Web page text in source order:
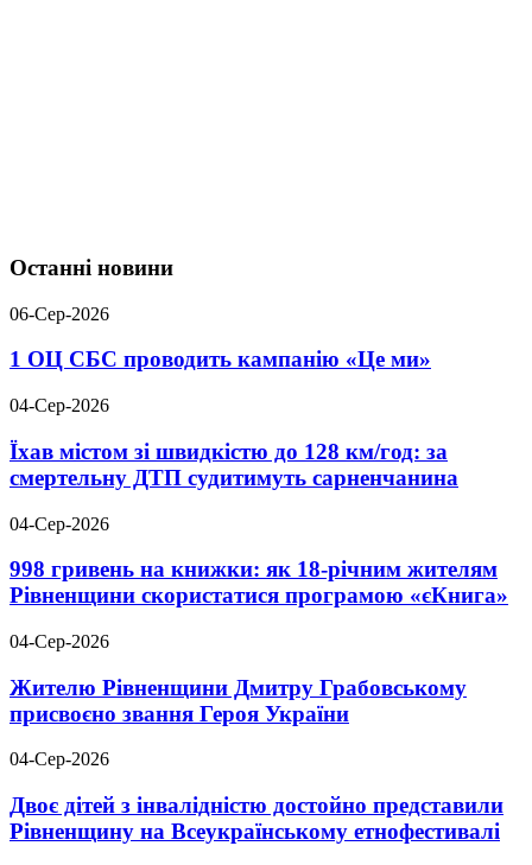
Останні новини
06-Сер-2026
1 ОЦ СБС проводить кампанію «Це ми»
04-Сер-2026
Їхав містом зі швидкістю до 128 км/год: за
смертельну ДТП судитимуть сарненчанина
04-Сер-2026
998 гривень на книжки: як 18-річним жителям
Рівненщини скористатися програмою «єКнига»
04-Сер-2026
Жителю Рівненщини Дмитру Грабовському
присвоєно звання Героя України
04-Сер-2026
Двоє дітей з інвалідністю достойно представили
Рівненщину на Всеукраїнському етнофестивалі